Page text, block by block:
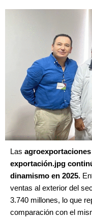
Las agroexportaciones
exportación.jpg
dinamismo en 2025.
ventas al exterior del
3.740 millones, lo que
comparación con el